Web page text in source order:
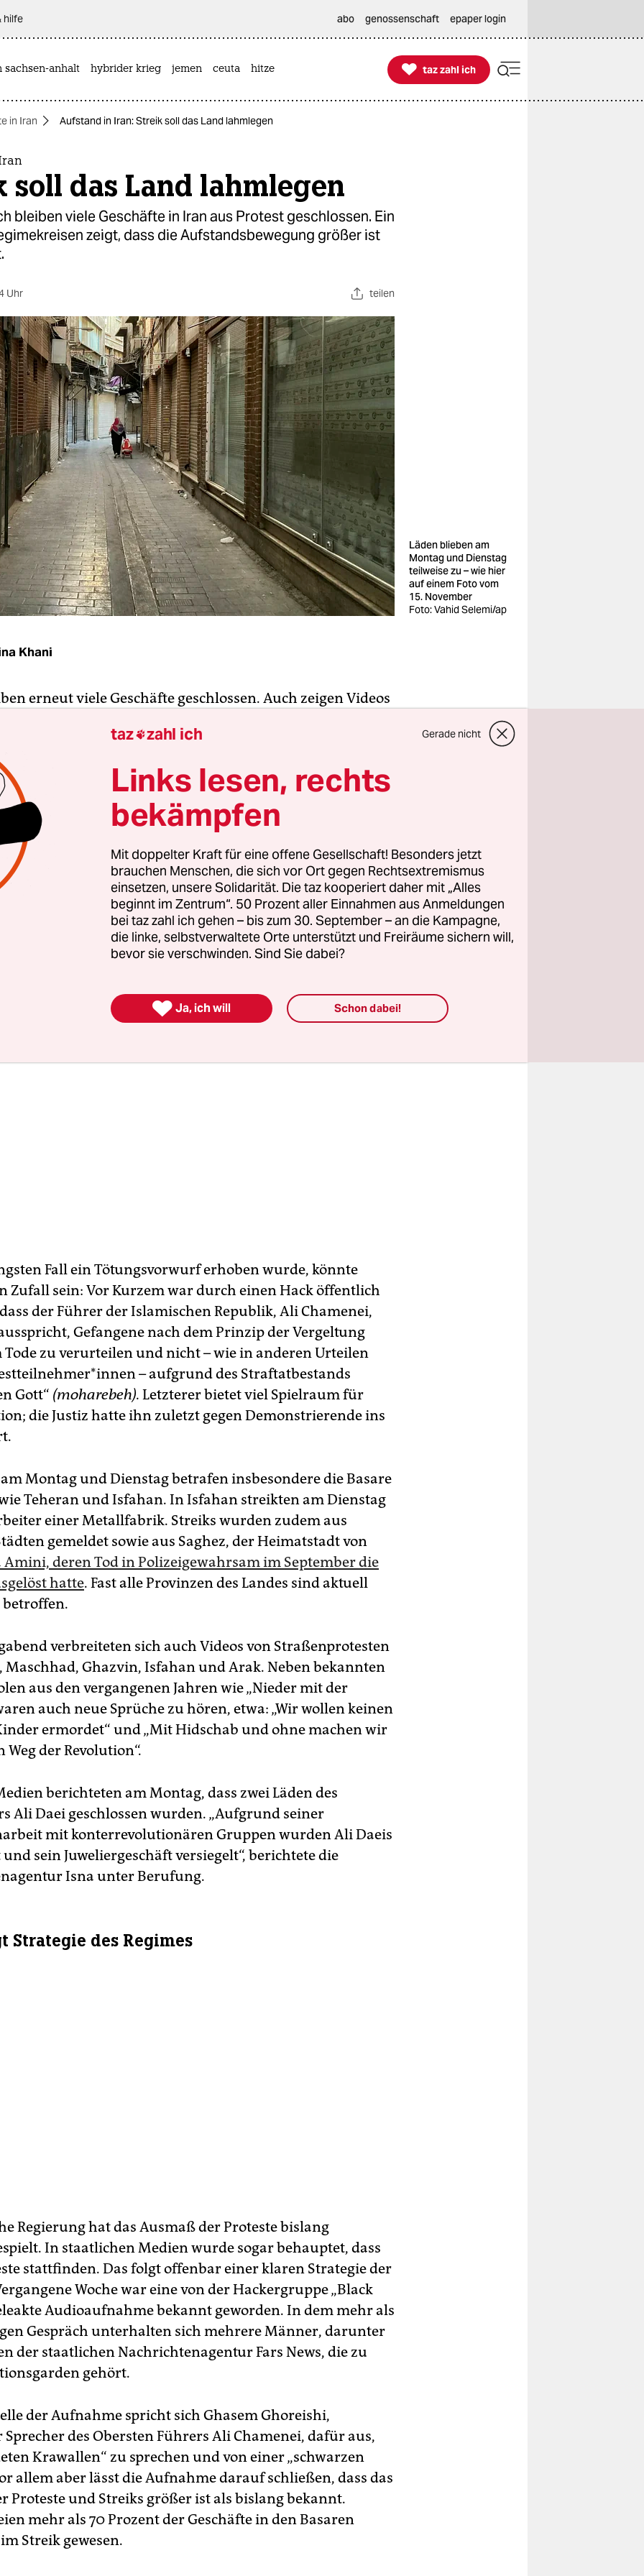
hilfe abo genossenschaft epaper login
sachsen-anhalt hybrider krieg jemen ceuta hitze 
taz zahl ich
taz zahl ich
in Iran Aufstand in Iran: Streik soll das Land lahmlegen
soll das Land lahmlegen
bleiben viele Geschäfte in Iran aus Protest geschlossen. Ein
zeigt, dass die Aufstandsbewegung größer ist
Uhr teilen
Läden blieben am
Montag und Dienstag
teilweise zu – wie hier
auf einem Foto vom
15. November
Foto: Vahid Selemi/ap
Khani
erneut viele Geschäfte geschlossen. Auch zeigen Videos
Ak­ti­vis­t*in­nen hatten dazu
und auf die Straße zu gehen. Die sogenannten „14-15-
haben am Montag begonnen und sollen bis Mittwoch
Zahlen beziehen sich auf die Tage im persischen
Azar.
wurde indes bekannt, dass fünf weitere Protest­teil­neh­
zum Tode verurteilt worden sind. Die Justiz beschuldigt sie,
eines Mitglieds der paramilitärischen Basidsch-Miliz im
beteiligt gewesen zu sein. Insgesamt sind damit elf
im Zusammenhang mit den Protesten zum Tode verurteilt
Fall ein Tötungsvorwurf erhoben wurde, könnte
Zufall sein: Vor Kurzem war durch einen Hack öffentlich
der Führer der Islamischen Republik, Ali Chamenei,
Gefangene nach dem Prinzip der Vergeltung
Tode zu verurteilen und nicht – wie in anderen Urteilen
– aufgrund des Straftatbestands
Gott“ (moharebeh). Letzterer bietet viel Spielraum für
die Justiz hatte ihn zuletzt gegen Demonstrierende ins
Montag und Dienstag betrafen insbesondere die Basare
Teheran und Isfahan. In Isfahan streikten am Dienstag
einer Metallfabrik. Streiks wurden zudem aus
gemeldet sowie aus Saghez, der Heimatstadt von
Amini, deren Tod in Polizeigewahrsam im September die
hatte. Fast alle Provinzen des Landes sind aktuell
betroffen.
verbreiteten sich auch Videos von Straßenprotesten
Maschhad, Ghazvin, Isfahan und Arak. Neben bekannten
aus den vergangenen Jahren wie „Nieder mit der
auch neue Sprüche zu hören, etwa: „Wir wollen keinen
ermordet“ und „Mit Hidschab und ohne machen wir
Weg der Revolution“.
berichteten am Montag, dass zwei Läden des
Ali Daei geschlossen wurden. „Aufgrund seiner
mit konterrevolutionären Gruppen wurden Ali Daeis
sein Juweliergeschäft versiegelt“, berichtete die
Isna unter Berufung.
Strategie des Regimes
Regierung hat das Ausmaß der Proteste bislang
In staatlichen Medien wurde sogar behauptet, dass
stattfinden. Das folgt offenbar einer klaren Strategie der
Woche war eine von der Hackergruppe „Black
Audioaufnahme bekannt geworden. In dem mehr als
Gespräch unterhalten sich mehrere Männer, darunter
der staatlichen Nachrichtenagentur Fars News, die zu
gehört.
der Aufnahme spricht sich Ghasem Ghoreishi,
des Obersten Führers Ali Chamenei, dafür aus,
Krawallen“ zu sprechen und von einer „schwarzen
allem aber lässt die Aufnahme darauf schließen, dass das
Proteste und Streiks größer ist als bislang bekannt.
mehr als 70 Prozent der Geschäfte in den Basaren
Streik gewesen.
taz zahl ich Gerade nicht
Links lesen, rechts
bekämpfen
Mit doppelter Kraft für eine offene Gesellschaft! Besonders jetzt
brauchen Menschen, die sich vor Ort gegen Rechtsextremismus
einsetzen, unsere Solidarität. Die taz kooperiert daher mit „Alles
beginnt im Zentrum“. 50 Prozent aller Einnahmen aus Anmeldungen
bei taz zahl ich gehen – bis zum 30. September – an die Kampagne,
die linke, selbstverwaltete Orte unterstützt und Freiräume sichern will,
bevor sie verschwinden. Sind Sie dabei?
 Ja, ich will Schon dabei!